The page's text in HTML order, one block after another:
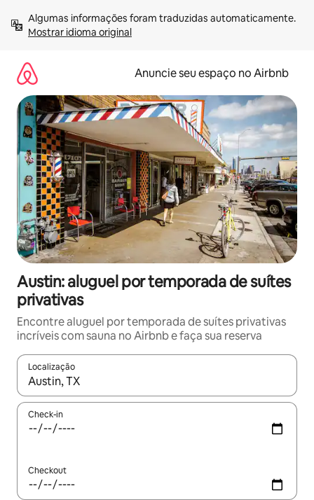
para
Mostrar idioma original
Anuncie seu espaço no Airbnb
Austin: aluguel por temporada de suítes
privativas
Encontre aluguel por temporada de suítes privativas
incríveis com sauna no Airbnb e faça sua reserva
Localização
Quando os resultados estiverem disponíveis, explore-os
Check-in
Checkout